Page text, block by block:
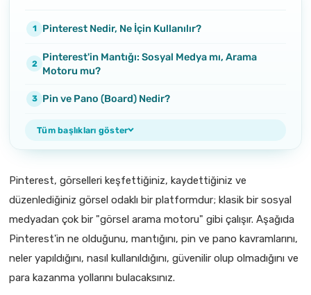
Pinterest Nedir, Ne İçin Kullanılır?
Pinterest'in Mantığı: Sosyal Medya mı, Arama
Motoru mu?
Pin ve Pano (Board) Nedir?
Tüm başlıkları göster
Pinterest, görselleri keşfettiğiniz, kaydettiğiniz ve
düzenlediğiniz görsel odaklı bir platformdur; klasik bir sosyal
medyadan çok bir "görsel arama motoru" gibi çalışır. Aşağıda
Pinterest'in ne olduğunu, mantığını, pin ve pano kavramlarını,
neler yapıldığını, nasıl kullanıldığını, güvenilir olup olmadığını ve
para kazanma yollarını bulacaksınız.